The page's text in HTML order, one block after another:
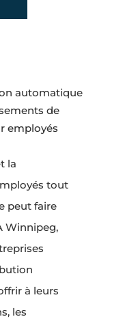
la
tout
peut faire
Winnipeg,
à leurs
les